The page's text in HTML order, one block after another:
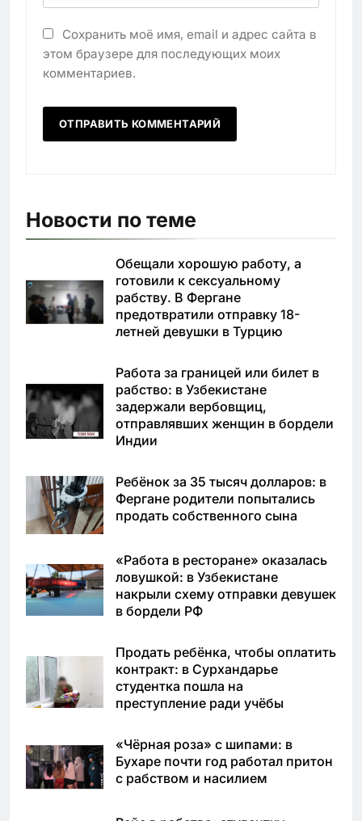
Сохранить моё имя, email и адрес сайта в
этом браузере для последующих моих
комментариев.
Новости по теме
Обещали хорошую работу, а
готовили к сексуальному
рабству. В Фергане
предотвратили отправку 18-
летней девушки в Турцию
Работа за границей или билет в
рабство: в Узбекистане
задержали вербовщиц,
отправлявших женщин в бордели
Индии
Ребёнок за 35 тысяч долларов: в
Фергане родители попытались
продать собственного сына
«Работа в ресторане» оказалась
ловушкой: в Узбекистане
накрыли схему отправки девушек
в бордели РФ
Продать ребёнка, чтобы оплатить
контракт: в Сурхандарье
студентка пошла на
преступление ради учёбы
«Чёрная роза» с шипами: в
Бухаре почти год работал притон
с рабством и насилием